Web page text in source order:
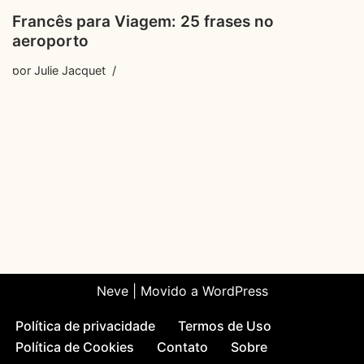
Francês para Viagem: 25 frases no
aeroporto
por Julie Jacquet
Neve| Movido a WordPress
Política de privacidade
Termos de Uso
Política de Cookies
Contato Sobre